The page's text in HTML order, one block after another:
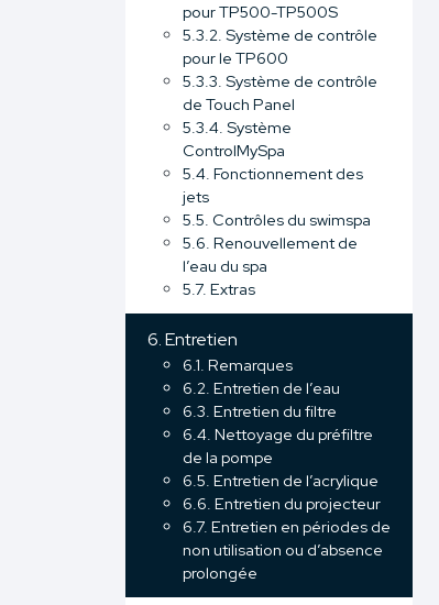
pour TP500-TP500S
5.3.2. Système de contrôle
pour le TP600
5.3.3. Système de contrôle
de Touch Panel
5.3.4. Système
ControlMySpa
5.4. Fonctionnement des
jets
5.5. Contrôles du swimspa
5.6. Renouvellement de
l’eau du spa
5.7. Extras
6. Entretien
6.1. Remarques
6.2. Entretien de l’eau
6.3. Entretien du filtre
6.4. Nettoyage du préfiltre
de la pompe
6.5. Entretien de l’acrylique
6.6. Entretien du projecteur
6.7. Entretien en périodes de
non utilisation ou d’absence
prolongée